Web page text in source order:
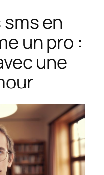
sms en
un pro :
une